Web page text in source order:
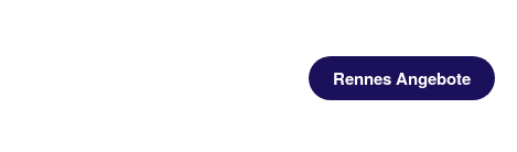
Rennes Angebote